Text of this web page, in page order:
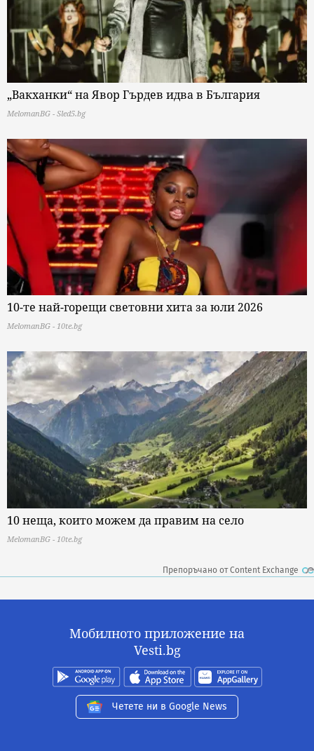
„Вакханки“ на Явор Гърдев идва в България
MelomanBG - Sled5.bg
10-те най-горещи световни хита за юли 2026
MelomanBG - 10te.bg
10 неща, които можем да правим на село
MelomanBG - 10te.bg
Препоръчано от Content Exchange
Мобилното приложение на
Vesti.bg
Четете ни в Google News